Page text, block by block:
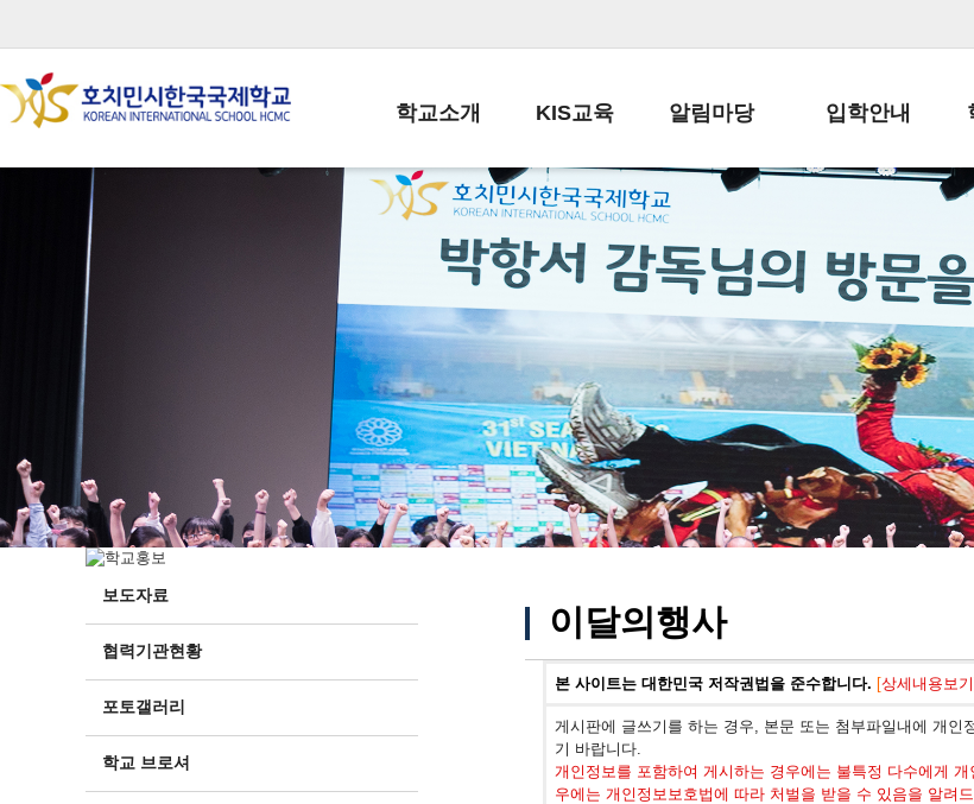
학교소개
학교장인사말
학교상징
학교연혁
교직원현황
학생현황
위치/전화
전경사진
KIS교육
교육목표
학사일정
일과시간표
성과평가자료
알림마당
공지사항
납부금 안내
스쿨버스 운행 안내
급식안내
서식자료실
학부모방
정기고사 기출문제
입학안내
전-편입 서류양식
입학금/수업료
교복구입안내
보도자료
협력기관현황
포토갤러리
학교 브로셔
이달의행사
본 사이트는 대한민국 저작권법을 준수합니다. [상세내용보기
게시판에 글쓰기를 하는 경우, 본문 또는 첨부파일내에 개
기 바랍니다.
개인정보를 포함하여 게시하는 경우에는 불특정 다수에게
우에는 개인정보보호법에 따라 처벌을 받을 수 있음을 알려